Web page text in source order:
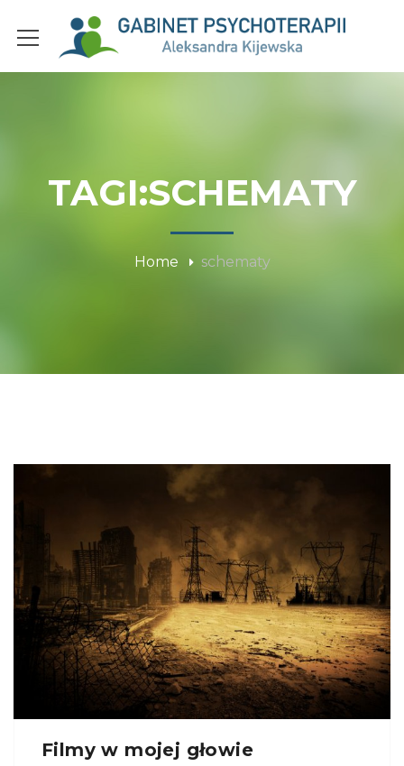
TAGI:SCHEMATY
Home schematy
Filmy w mojej głowie